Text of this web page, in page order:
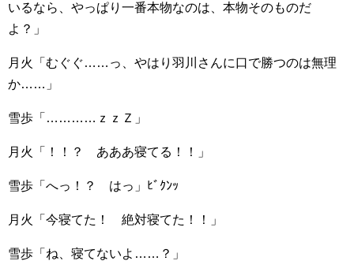
いるなら、やっぱり一番本物なのは、本物そのものだ
よ？」
月火「むぐぐ……っ、やはり羽川さんに口で勝つのは無理
か……」
雪歩「…………ｚｚＺ」
月火「！！？ あああ寝てる！！」
雪歩「へっ！？ はっ」ﾋﾞｸﾝｯ
月火「今寝てた！ 絶対寝てた！！」
雪歩「ね、寝てないよ……？」